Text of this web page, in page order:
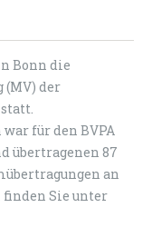
Bonn die
der
für den BVPA
übertragenen 87
an
finden Sie unter